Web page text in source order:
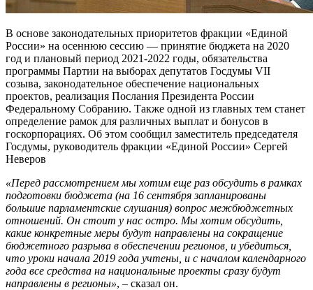
В основе законодательных приоритетов фракции «Единой
России» на осеннюю сессию — принятие бюджета на 2020
год и плановый период 2021-2022 годы, обязательства
программы Партии на выборах депутатов Госдумы VII
созыва, законодательное обеспечение национальных
проектов, реализация Послания Президента России
Федеральному Собранию. Также одной из главных тем станет
определение рамок для различных выплат и бонусов в
госкорпорациях. Об этом сообщил заместитель председателя
Госдумы, руководитель фракции «Единой России» Сергей
Неверов
«Перед рассмотрением мы хотим еще раз обсудить в рамках
подготовки бюджета (на 16 сентября запланированы
большие парламентские слушания) вопрос межбюджетных
отношений. Он стоит у нас остро. Мы хотим обсудить,
какие конкретные меры будут направлены на сокращение
бюджетного разрыва в обеспечении регионов, и убедиться,
что уроки начала 2019 года учтены, и с началом календарного
года все средства на национальные проекты сразу будут
направлены в регионы», – сказал он.